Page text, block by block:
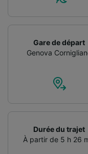
Gare de départ
Genova
Durée du trajet
À partir de 5 h 26
précises.
caractéristiques
l’identification.
informations
contenu
études
services.
Liste de nos